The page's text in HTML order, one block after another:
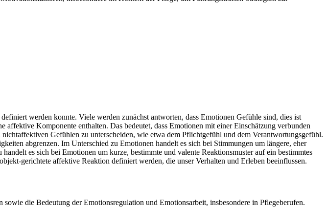
werden konnte. Viele werden zunächst antworten, dass Emotionen Gefühle sind, dies ist
Komponente enthalten. Das bedeutet, dass Emotionen mit einer Einschätzung verbunden
Gefühlen zu unterscheiden, wie etwa dem Pflichtgefühl und dem Verantwortungsgefühl.
abgrenzen. Im Unterschied zu Emotionen handelt es sich bei Stimmungen um längere, eher
es sich bei Emotionen um kurze, bestimmte und valente Reaktionsmuster auf ein bestimmtes
gerichtete affektive Reaktion definiert werden, die unser Verhalten und Erleben beeinflussen.
die Bedeutung der Emotionsregulation und Emotionsarbeit, insbesondere in Pflegeberufen.